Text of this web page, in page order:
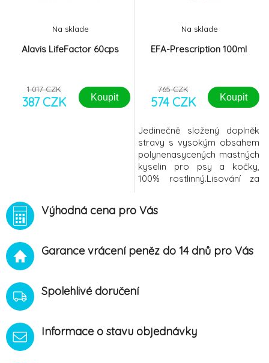
Alavis LifeFactor 60cps
Na sklade
1 017 CZK
387 CZK Koupit
EFA-Prescription 100ml
Na sklade
765 CZK
574 CZK Koupit
Jedinečně složený doplněk
stravy s vysokým obsahem
polynenasycených mastných
kyselin pro psy a kočky,
100% rostlinný.Lisování za
brutnáku lékařského.
přírodní vitamín E a silné
Výhodná cena pro Vás
Garance vrácení peněz do 14 dnů pro Vás
Spolehlivé doručení
Informace o stavu objednávky